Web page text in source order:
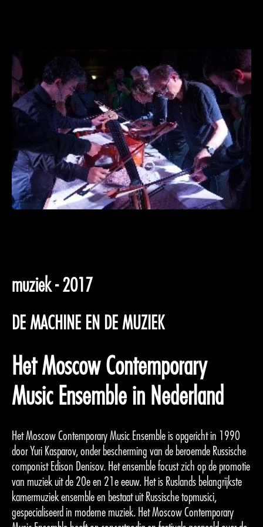
muziek - 2017
DE MACHINE EN DE MUZIEK
Het Moscow Contemporary
Music Ensemble in Nederland
Het Moscow Contemporary Music Ensemble is opgericht in 1990
door Yuri Kasparov, onder bescherming van de beroemde Russische
componist Edison Denisov. Het ensemble focust zich op de promotie
van muziek uit de 20e en 21e eeuw. Het is Ruslands belangrijkste
kamermuziek ensemble en bestaat uit Russische topmusici,
gespecialiseerd in moderne muziek. Het Moscow Contemporary